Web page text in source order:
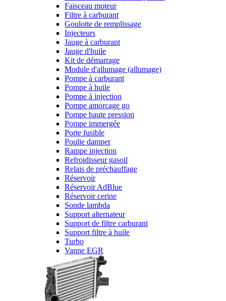
Faisceau moteur
Filtre à carburant
Goulotte de remplissage
Injecteurs
Jauge à carburant
Jauge d'huile
Kit de démarrage
Module d'allumage (allumage)
Pompe à carburant
Pompe à huile
Pompe à injection
Pompe amorçage go
Pompe haute pression
Pompe immergée
Porte fusible
Poulie damper
Rampe injection
Refroidisseur gasoil
Relais de préchauffage
Réservoir
Réservoir AdBlue
Réservoir cerine
Sonde lambda
Support alternateur
Support de filtre carburant
Support filtre à huile
Turbo
Vanne EGR